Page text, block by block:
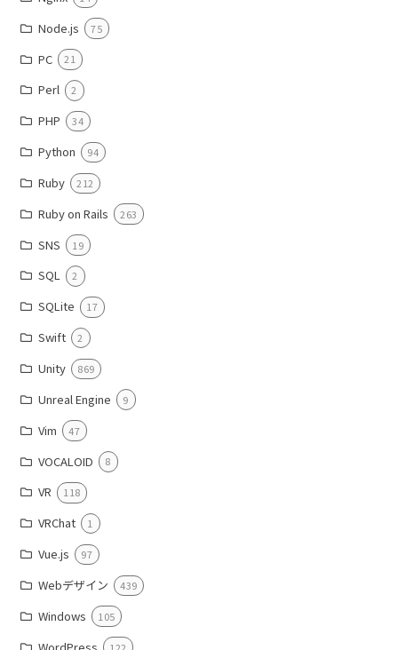
Node.js 75
PC 21
Perl 2
PHP 34
Python 94
Ruby 212
Ruby on Rails 263
SNS 19
SQL 2
SQLite 17
Swift 2
Unity 869
Unreal Engine 9
Vim 47
VOCALOID 8
VR 118
VRChat 1
Vue.js 97
Webデザイン 439
Windows 105
WordPress 122